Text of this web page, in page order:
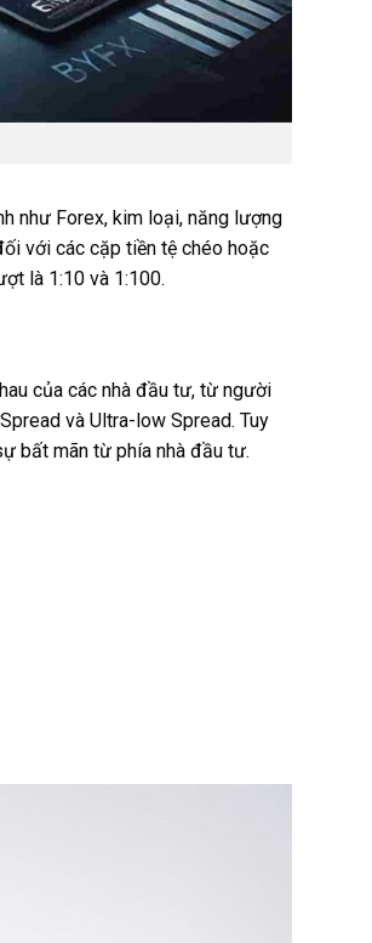
như Forex, kim loại, năng lượng
với các cặp tiền tệ chéo hoặc
là 1:10 và 1:100.
của các nhà đầu tư, từ người
và Ultra-low Spread. Tuy
bất mãn từ phía nhà đầu tư.